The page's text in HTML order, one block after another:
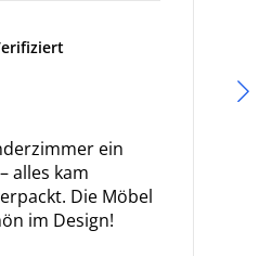
ein
alles kam
Die Möbel
im Design!